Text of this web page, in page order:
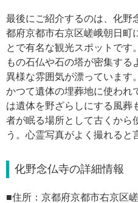
最後にご紹介するのは、化野
都府京都市右京区嵯峨朝日町
とで有名な観光スポットです
もの石仏や石の塔が密集する
異様な雰囲気が漂っています
かつて遺体の埋葬地に使われ
は遺体を野ざらしにする風葬
者が眠る場所として古くから
う。心霊写真がよく撮れると
化野念仏寺の詳細情報
■住所：京都府京都市右京区